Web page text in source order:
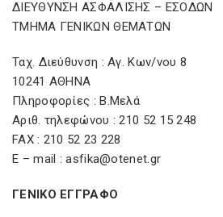
ΔΙΕΥΘΥΝΣΗ ΑΣΦΑΛΙΣΗΣ – ΕΣΟΔΩΝ
ΤΜΗΜΑ ΓΕΝΙΚΩΝ ΘΕΜΑΤΩΝ
Ταχ. Διεύθυνση : Αγ. Κων/νου 8
10241 ΑΘΗΝΑ
Πληροφορίες : Β.Μελά
Αριθ. τηλεφώνου : 210 52 15 248
FAX : 210 52 23 228
E – mail : asfika@otenet.gr
ΓΕΝΙΚΟ ΕΓΓΡΑΦΟ